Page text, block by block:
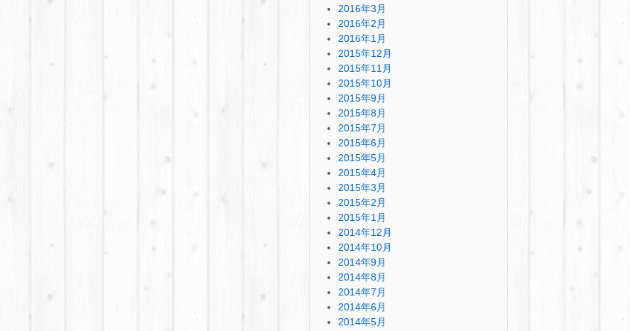
2016年3月
2016年2月
2016年1月
2015年12月
2015年11月
2015年10月
2015年9月
2015年8月
2015年7月
2015年6月
2015年5月
2015年4月
2015年3月
2015年2月
2015年1月
2014年12月
2014年10月
2014年9月
2014年8月
2014年7月
2014年6月
2014年5月